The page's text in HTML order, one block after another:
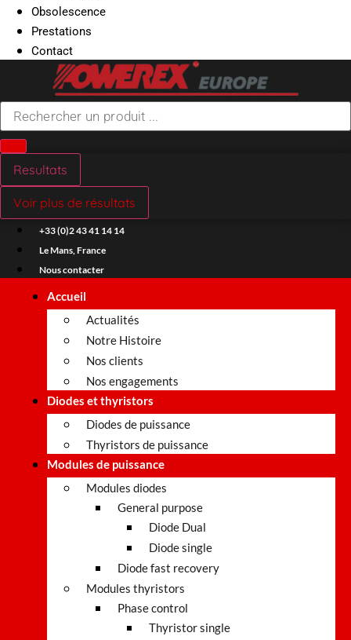
Obsolescence
Prestations
Contact
Search
Resultats
Voir plus de résultats
+33 (0)2 43 41 14 14
Le Mans, France
Nous contacter
Accueil
Actualités
Notre Histoire
Nos clients
Nos engagements
Diodes et thyristors
Diodes de puissance
Thyristors de puissance
Modules de puissance
Modules diodes
General purpose
Diode Dual
Diode single
Diode fast recovery
Modules thyristors
Phase control
Thyristor single